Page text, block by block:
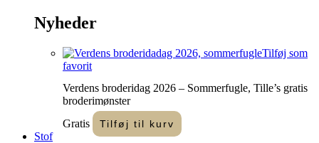
Nyheder
Tilføj som
favorit
Verdens broderidag 2026 – Sommerfugle, Tille’s gratis
broderimønster
Gratis
Tilføj til kurv
Stof